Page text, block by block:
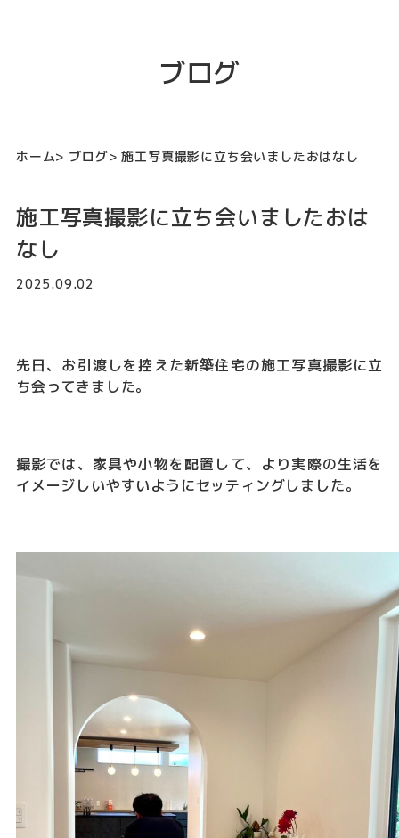
ブログ
ホーム ブログ 施工写真撮影に立ち会いましたおはなし
施工写真撮影に立ち会いましたおは
なし
2025.09.02
先日、お引渡しを控えた新築住宅の施工写真撮影に立
ち会ってきました。
撮影では、家具や小物を配置して、より実際の生活を
イメージしいやすいようにセッティングしました。